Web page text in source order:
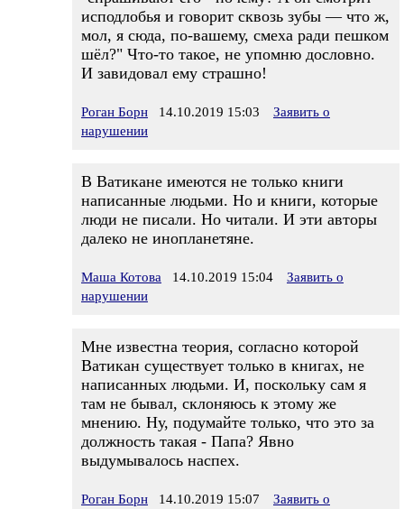
исподлобья и говорит сквозь зубы — что ж,
мол, я сюда, по-вашему, смеха ради пешком
шёл?" Что-то такое, не упомню дословно.
И завидовал ему страшно!
Роган Борн 14.10.2019 15:03
Заявить о
нарушении
В Ватикане имеются не только книги
написанные людьми. Но и книги, которые
люди не писали. Но читали. И эти авторы
далеко не инопланетяне.
Маша Котова 14.10.2019 15:04
Заявить о
нарушении
Мне известна теория, согласно которой
Ватикан существует только в книгах, не
написанных людьми. И, поскольку сам я
там не бывал, склоняюсь к этому же
мнению. Ну, подумайте только, что это за
должность такая - Папа? Явно
выдумывалось наспех.
Роган Борн 14.10.2019 15:07
Заявить о